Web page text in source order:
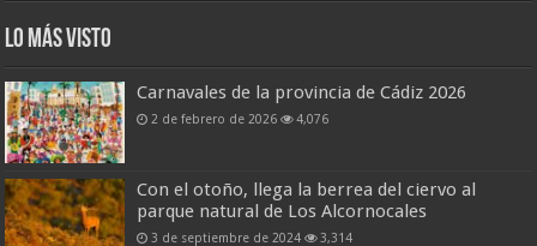
Lo más visto
Carnavales de la provincia de Cádiz 2026
2 de febrero de 2026 4,076
Con el otoño, llega la berrea del ciervo al
parque natural de Los Alcornocales
3 de septiembre de 2024 3,314